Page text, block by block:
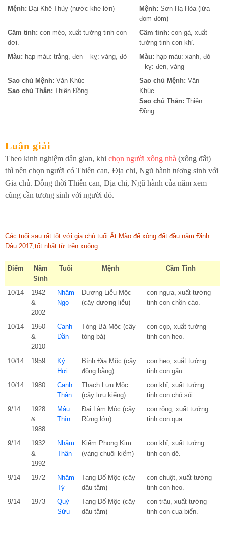
Mệnh: Đại Khê Thủy (nước khe lớn) Mệnh: Sơn Hạ Hỏa (lửa
đom đóm)
Cầm tinh: con mèo, xuất tướng tinh con
dơi.
Cầm tinh: con gà, xuất
tướng tinh con khỉ.
Màu: hạp màu: trắng, đen – kỵ: vàng, đỏ Màu: hạp màu: xanh, đỏ
– kỵ: đen, vàng
Sao chủ Mệnh: Văn Khúc
Sao chủ Thân: Thiên Đồng
Sao chủ Mệnh: Văn
Khúc
Sao chủ Thân: Thiên
Đồng
Luận giải
Theo kinh nghiệm dân gian, khi chọn người xông nhà (xông đất)
thì nên chọn người có Thiên can, Địa chi, Ngũ hành tương sinh với
Gia chủ. Đồng thời Thiên can, Địa chi, Ngũ hành của năm xem
cũng cần tương sinh với người đó.
Các tuổi sau rất tốt với gia chủ tuổi Ất Mão để xông đất đầu năm Đinh
Dậu 2017,tốt nhất từ trên xuống.
Điểm
Năm
Sinh
Tuổi Mệnh Cầm Tinh
10/14
1942
&
2002
Nhâm
Ngọ
Dương Liễu Mộc
(cây dương liễu)
con ngựa, xuất tướng
tinh con chồn cáo.
10/14
1950
&
2010
Canh
Dần
Tòng Bá Mộc (cây
tòng bá)
con cọp, xuất tướng
tinh con heo.
10/14 1959
Kỷ
Hợi
Bình Địa Mộc (cây
đồng bằng)
con heo, xuất tướng
tinh con gấu.
10/14
1980
Canh
Thân
Thạch Lựu Mộc
(cây lựu kiểng)
con khỉ, xuất tướng
tinh con chó sói.
9/14
1928
&
1988
Mậu
Thìn
Đại Lâm Mộc (cây
Rừng lớn)
con rồng, xuất tướng
tinh con quạ.
9/14
1932
&
1992
Nhâm
Thân
Kiếm Phong Kim
(vàng chuôi kiếm)
con khỉ, xuất tướng
tinh con dê.
9/14 1972
Nhâm
Tý
Tang Đố Mộc (cây
dâu tằm)
con chuột, xuất tướng
tinh con heo.
9/14
1973
Quý
Sửu
Tang Đố Mộc (cây
dâu tằm)
con trâu, xuất tướng
tinh con cua biển.